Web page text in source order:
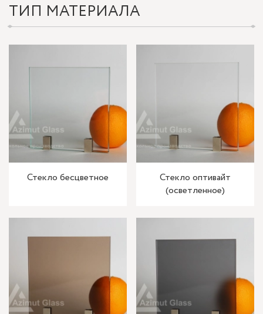
ТИП МАТЕРИАЛА
Стекло бесцветное
Стекло оптивайт
(осветленное)